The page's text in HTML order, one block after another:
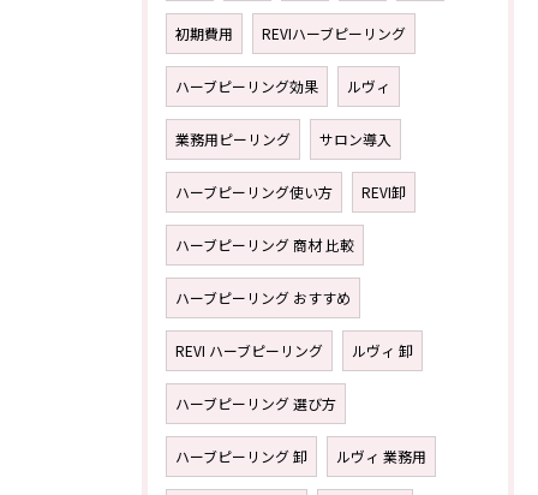
初期費用 REVIハーブピーリング
ハーブピーリング効果 ルヴィ
業務用ピーリング サロン導入
ハーブピーリング使い方 REVI卸
ハーブピーリング 商材 比較
ハーブピーリング おすすめ
REVI ハーブピーリング ルヴィ 卸
ハーブピーリング 選び方
ハーブピーリング 卸 ルヴィ 業務用